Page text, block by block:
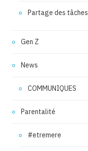
Partage des tâches
Gen Z
News
COMMUNIQUES
Parentalité
#etremere